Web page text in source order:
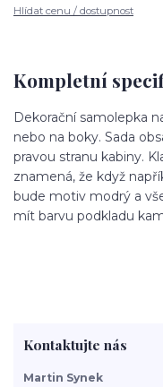
Hlídat cenu / dostupnost
Kompletní
Dekorační samolepka
nebo na boky. Sada
pravou stranu kabiny.
znamená, že když
bude motiv modrý a
mít barvu podkladu
Kontaktujte nás
Martin Synek